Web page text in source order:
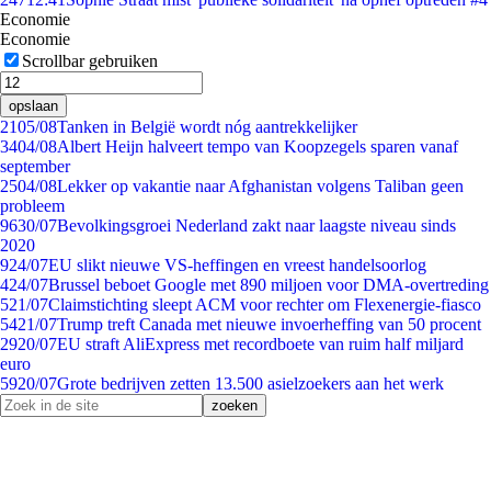
Economie
Economie
Scrollbar gebruiken
opslaan
2105/08Tanken in België wordt nóg aantrekkelijker
3404/08Albert Heijn halveert tempo van Koopzegels sparen vanaf
september
2504/08Lekker op vakantie naar Afghanistan volgens Taliban geen
probleem
9630/07Bevolkingsgroei Nederland zakt naar laagste niveau sinds
2020
924/07EU slikt nieuwe VS-heffingen en vreest handelsoorlog
424/07Brussel beboet Google met 890 miljoen voor DMA-overtreding
521/07Claimstichting sleept ACM voor rechter om Flexenergie-fiasco
5421/07Trump treft Canada met nieuwe invoerheffing van 50 procent
2920/07EU straft AliExpress met recordboete van ruim half miljard
euro
5920/07Grote bedrijven zetten 13.500 asielzoekers aan het werk